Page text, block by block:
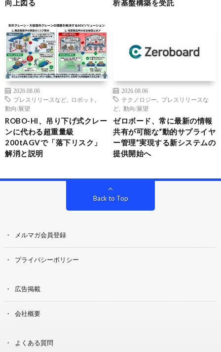
向上図る
析基盤構築を受託
2026.08.06
プレスリリースなど
ロボット
動向/展望
ROBO-HI、吊り下げ式クレー
ンに代わる超重量級
200tAGVで「落下リスク」
解消と説明
2026.08.06
テクノロジー
プレスリリースな
ど
動向/展望
ゼロボード、常に最新の情報
共有が可能な“動的サプライヤ
ー管理”実現する新システムの
提供開始へ
Back to Top
メルマガ会員登録
プライバシーポリシー
広告掲載
会社概要
よくある質問